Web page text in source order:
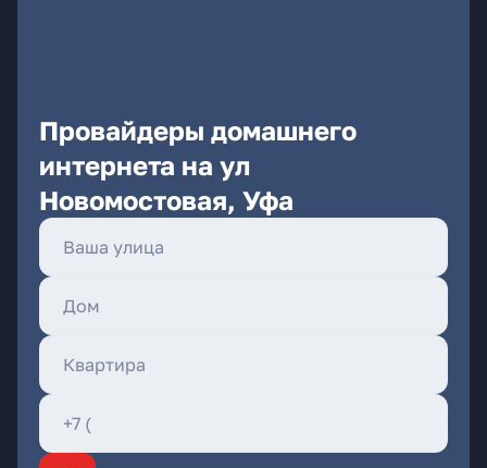
Провайдеры домашнего
интернета на ул
Новомостовая, Уфа